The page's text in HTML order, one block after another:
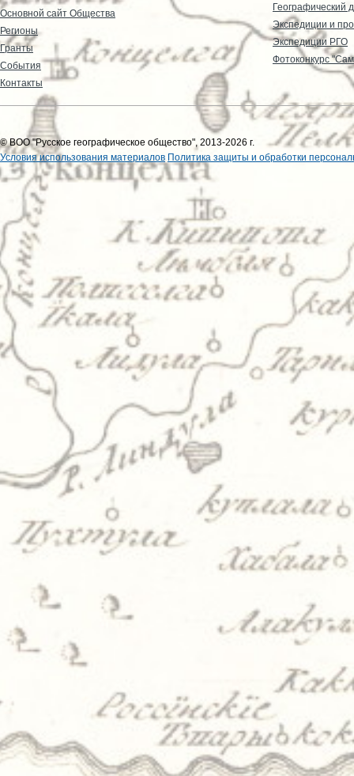
Основной сайт Общества
Регионы
Гранты
События
Контакты
Географический
Экспедиции и
Экспедиции РГО
Фотоконкурс
© ВОО "Русское географическое общество", 2013-2026 г.
Условия использования материалов Политика защиты и обработки